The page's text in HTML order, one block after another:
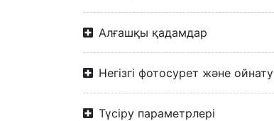
Алғашқы қадамдар
Негізгі фотосурет және ойнату
Түсіру параметрлері